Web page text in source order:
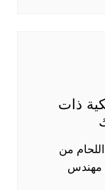
ذات
اللحام من